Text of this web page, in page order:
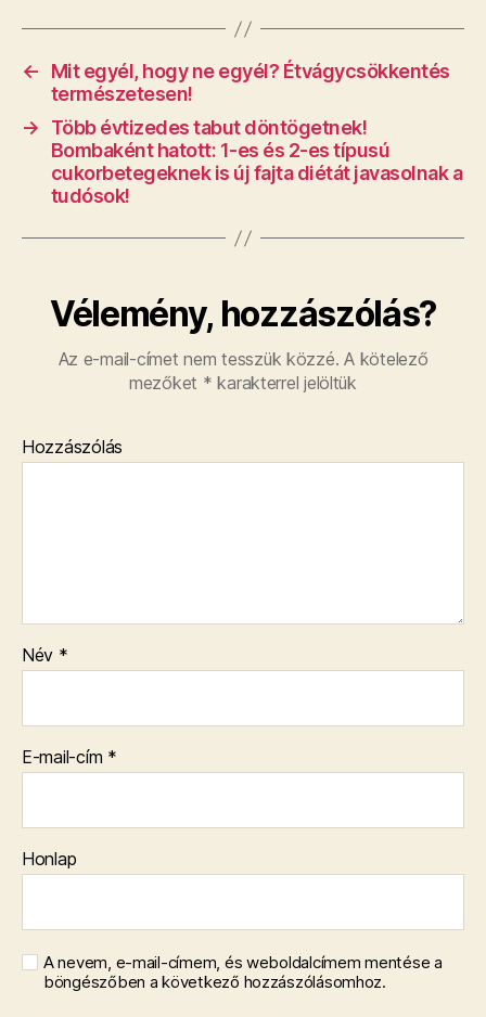
←
Mit egyél, hogy ne egyél? Étvágycsökkentés
természetesen!
→
Több évtizedes tabut döntögetnek!
Bombaként hatott: 1-es és 2-es típusú
cukorbetegeknek is új fajta diétát javasolnak a
tudósok!
Vélemény, hozzászólás?
Az e-mail-címet nem tesszük közzé. A kötelező
mezőket * karakterrel jelöltük
Hozzászólás
Név *
E-mail-cím *
Honlap
A nevem, e-mail-címem, és weboldalcímem mentése a
böngészőben a következő hozzászólásomhoz.